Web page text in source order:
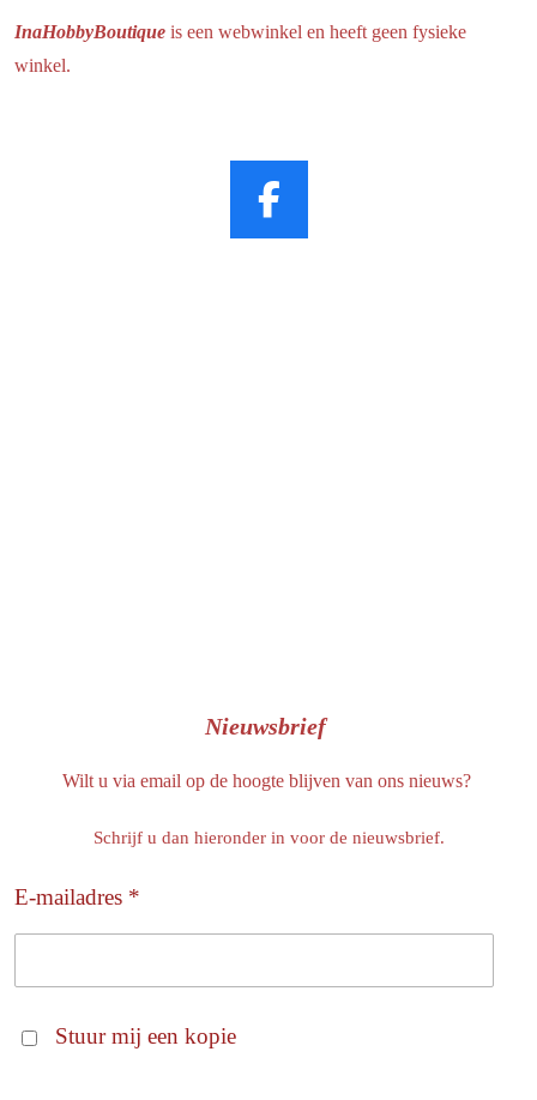
InaHobbyBoutique is een webwinkel en heeft geen fysieke
winkel.
F
Nieuwsbrief
Wilt u via email op de hoogte blijven van ons nieuws?
Schrijf u dan hieronder in voor de nieuwsbrief.
E-mailadres *
Stuur mij een kopie